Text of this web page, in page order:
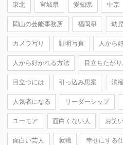
東北 宮城県 愛知県 中京
岡山の芸能事務所 福岡県 幼
カメラ写り 証明写真 人から
人から好かれる方法 目立ちたがり
目立つには 引っ込み思案 消
人気者になる リーダーシップ
ユーモア 面白くない人 お笑
面白い芸人 就職 幸せにする